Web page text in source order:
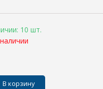
10 шт.
В корзину